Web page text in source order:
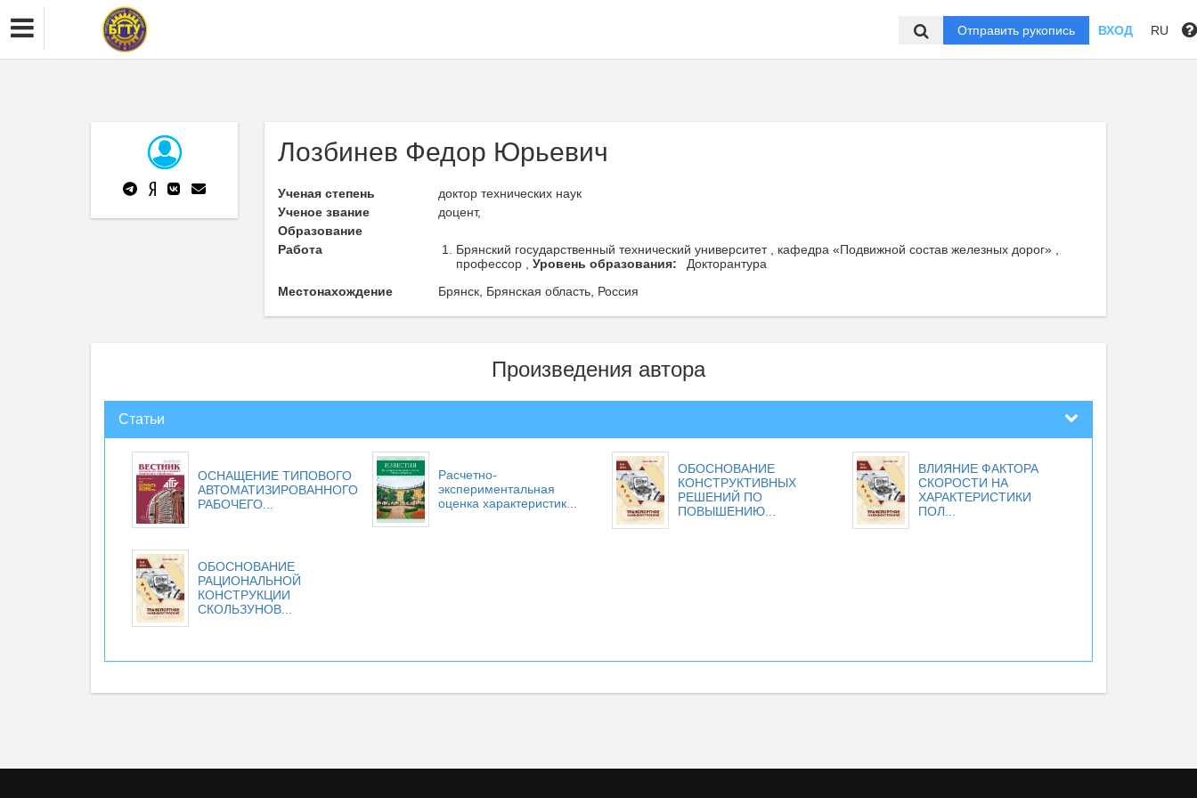
Отправить рукопись ВХОД RU
Лозбинев Федор Юрьевич
Ученая степень
доктор технических наук
Ученое звание
доцент,
Образование
Работа
Брянский государственный технический университет , кафедра «Подвижной состав железных дорог» ,
профессор , Уровень образования:
Докторантура
Местонахождение
Брянск, Брянская область, Россия
Произведения автора
Статьи
ОСНАЩЕНИЕ ТИПОВОГО
АВТОМАТИЗИРОВАННОГО
РАБОЧЕГО...
Расчетно-
экспериментальная
оценка характеристик...
ОБОСНОВАНИЕ
КОНСТРУКТИВНЫХ
РЕШЕНИЙ ПО
ПОВЫШЕНИЮ...
ВЛИЯНИЕ ФАКТОРА
СКОРОСТИ НА
ХАРАКТЕРИСТИКИ
ПОЛ...
ОБОСНОВАНИЕ
РАЦИОНАЛЬНОЙ
КОНСТРУКЦИИ
СКОЛЬЗУНОВ...